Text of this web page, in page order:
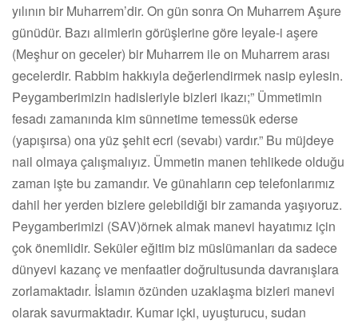
yılının bir Muharrem’dir. On gün sonra On Muharrem Aşure
günüdür. Bazı alimlerin görüşlerine göre leyale-i aşere
(Meşhur on geceler) bir Muharrem ile on Muharrem arası
gecelerdir. Rabbim hakkıyla değerlendirmek nasip eylesin.
Peygamberimizin hadisleriyle bizleri ikazı;” Ümmetimin
fesadı zamanında kim sünnetime temessük ederse
(yapışırsa) ona yüz şehit ecri (sevabı) vardır.” Bu müjdeye
nail olmaya çalışmalıyız. Ümmetin manen tehlikede olduğu
zaman işte bu zamandır. Ve günahların cep telefonlarımız
dahil her yerden bizlere gelebildiği bir zamanda yaşıyoruz.
Peygamberimizi (SAV)örnek almak manevi hayatımız için
çok önemlidir. Seküler eğitim biz müslümanları da sadece
dünyevi kazanç ve menfaatler doğrultusunda davranışlara
zorlamaktadır. İslamın özünden uzaklaşma bizleri manevi
olarak savurmaktadır. Kumar içki, uyuşturucu, sudan